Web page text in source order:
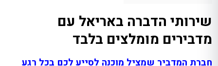
שירותי הדברה באריאל עם
מדבירים מומלצים בלבד
חברת המדביר שמציל מוכנה לסייע לכם בכל רגע